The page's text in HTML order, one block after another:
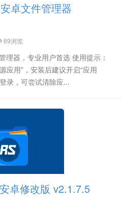
卓文件管理器
69浏览
理器，专业用户首选 使用提示：
应用”，安装后建议开启“应用
录，可尝试清除应...
卓修改版 v2.1.7.5